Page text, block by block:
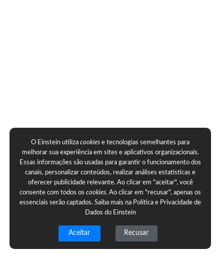
O Einstein utilizacookies e tecnologias semelhantes para
melhorar sua experiência em sites e aplicativos organizacionais.
Essas informações são usadas para garantir o funcionamento dos
canais, personalizar conteúdos, realizar análises estatísticas e
oferecer publicidade relevante. Ao clicar em "aceitar", você
consente com todos oscookies. Ao clicar em "recusar", apenas os
essenciais serão captados. Saiba mais na Política e Privacidade de
Dados do Einstein
Aceitar Recusar